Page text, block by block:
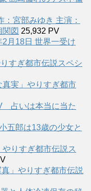
宮部みゆき 主演：
図 25,932 PV
月18日 世界一受け
すぎ都市伝説スペシ
真実」やりすぎ都市
占いは本当に当た
五郎は13歳の少女と
りすぎ都市伝説ス
」やりすぎ都市伝説